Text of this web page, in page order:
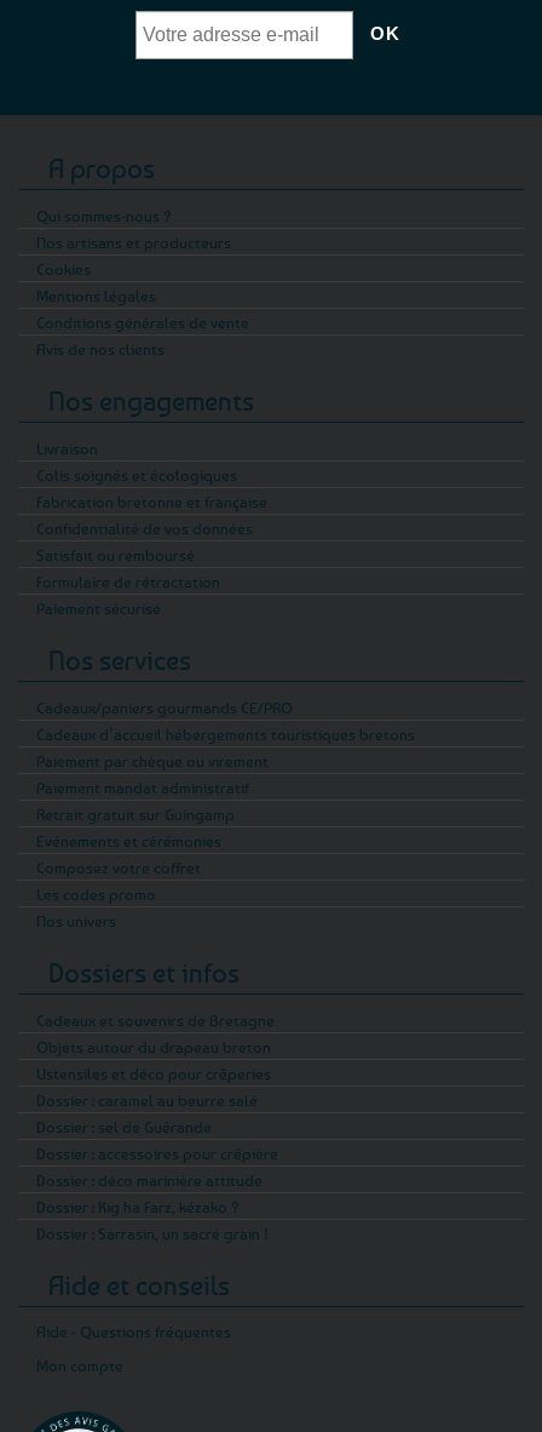
A propos
Qui sommes-nous ?
Nos artisans et producteurs
Cookies
Mentions légales
Conditions générales de vente
Avis de nos clients
Nos engagements
Livraison
Colis soignés et écologiques
Fabrication bretonne et française
Confidentialité de vos données
Satisfait ou remboursé
Formulaire de rétractation
Paiement sécurisé
Nos services
Cadeaux/paniers gourmands CE/PRO
Cadeaux d’accueil hébergements touristiques bretons
Paiement par chèque ou virement
Paiement mandat administratif
Retrait gratuit sur Guingamp
Evénements et cérémonies
Composez votre coffret
Les codes promo
Nos univers
Dossiers et infos
Cadeaux et souvenirs de Bretagne
Objets autour du drapeau breton
Ustensiles et déco pour crêperies
Dossier : caramel au beurre salé
Dossier : sel de Guérande
Dossier : accessoires pour crêpière
Dossier : déco marinière attitude
Dossier : Kig ha Farz, kézako ?
Dossier : Sarrasin, un sacré grain !
Aide et conseils
Aide - Questions fréquentes
Mon compte